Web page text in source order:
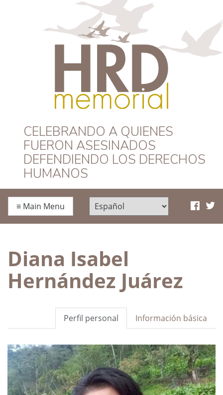
HRD Memorial –
Español
CELEBRANDO A QUIENES
FUERON ASESINADOS
DEFENDIENDO LOS DERECHOS
HUMANOS
≡ Main Menu
Diana Isabel
Hernández Juárez
Información básica
Perfil personal